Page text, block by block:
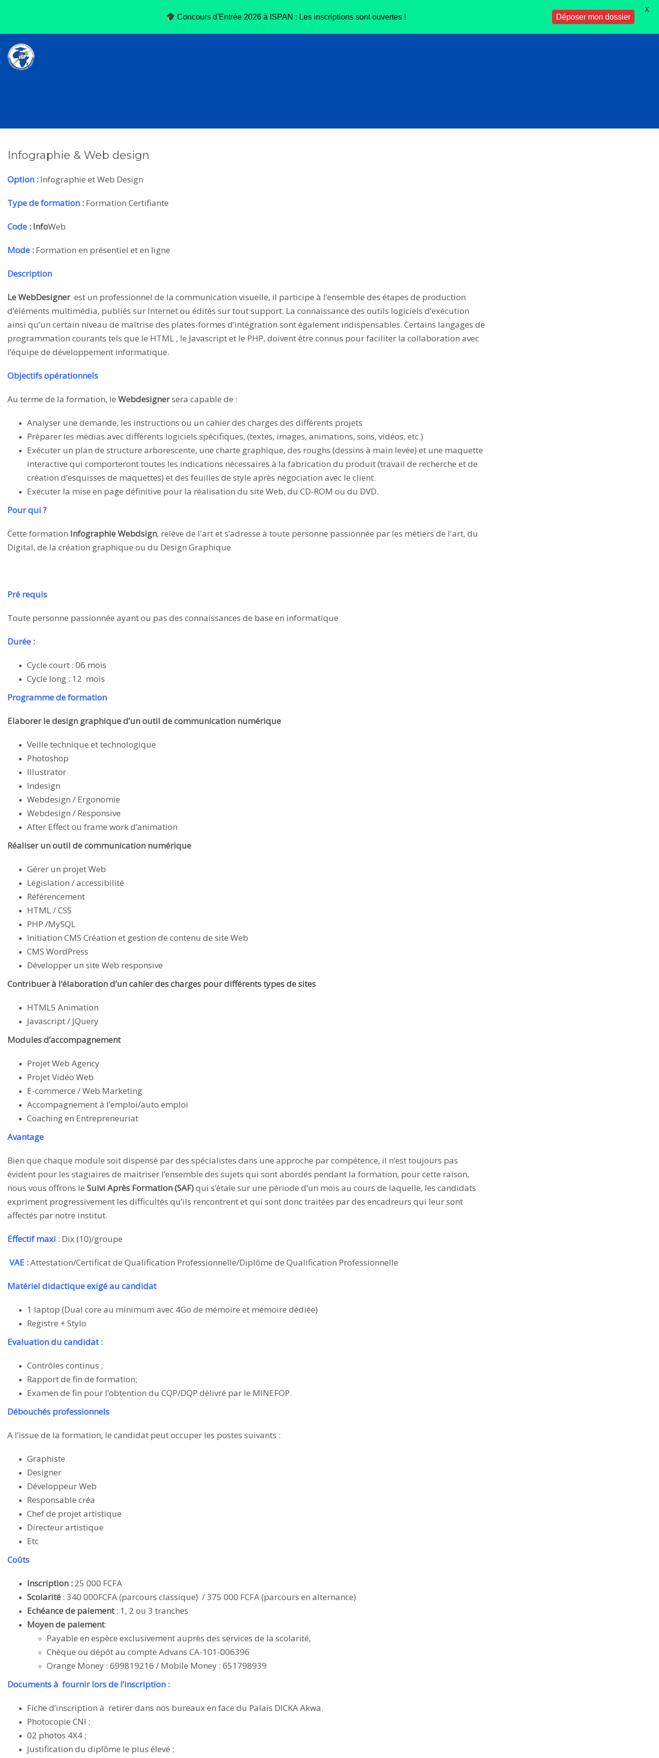
Infographie & Web design
Option : Infographie et Web Design
Type de formation : Formation Certifiante
Code : InfoWeb
Mode : Formation en présentiel et en ligne
Description
Le WebDesigner est un professionnel de la communication visuelle, il participe à l’ensemble des étapes de production
d’éléments multimédia, publiés sur Internet ou édités sur tout support. La connaissance des outils logiciels d’exécution
ainsi qu’un certain niveau de maîtrise des plates-formes d’intégration sont également indispensables. Certains langages de
programmation courants tels que le HTML , le Javascript et le PHP, doivent être connus pour faciliter la collaboration avec
l’équipe de développement informatique.
Objectifs opérationnels
Au terme de la formation, le Webdesignersera capable de :
Analyser une demande, les instructions ou un cahier des charges des différents projets
Préparer les médias avec différents logiciels spécifiques, (textes, images, animations, sons, vidéos, etc.)
Exécuter un plan de structure arborescente, une charte graphique, des roughs (dessins à main levée) et une maquette
interactive qui comporteront toutes les indications nécessaires à la fabrication du produit (travail de recherche et de
création d’esquisses de maquettes) et des feuilles de style après négociation avec le client.
Exécuter la mise en page définitive pour la réalisation du site Web, du CD-ROM ou du DVD.
Pour qui ?
Cette formation Infographie Webdsign, relève de l'art et s’adresse à toute personne passionnée par les métiers de l'art, du
Digital, de la création graphique ou du Design Graphique
Pré requis
Toute personne passionnée ayant ou pas des connaissances de base en informatique
Durée :
Cycle court : 06 mois
Cycle long : 12 mois
Programme de formation
Elaborer le design graphique d’un outil de communication numérique
Veille technique et technologique
Photoshop
Illustrator
Indesign
Webdesign / Ergonomie
Webdesign / Responsive
After Effect ou frame work d’animation
Réaliser un outil de communication numérique
Gérer un projet Web
Législation / accessibilité
Référencement
HTML / CSS
PHP /MySQL
Initiation CMS Création et gestion de contenu de site Web
CMS WordPress
Développer un site Web responsive
Contribuer à l’élaboration d’un cahier des charges pour différents types de sites
HTML5 Animation
Javascript / JQuery
Modules d’accompagnement
Projet Web Agency
Projet Vidéo Web
E-commerce / Web Marketing
Accompagnement à l’emploi/auto emploi
Coaching en Entrepreneuriat
Avantage
Bien que chaque module soit dispensé par des spécialistes dans une approche par compétence, il n’est toujours pas
évident pour les stagiaires de maitriser l’ensemble des sujets qui sont abordés pendant la formation, pour cette raison,
nous vous offrons le Suivi Après Formation (SAF)qui s’étale sur une période d’un mois au cours de laquelle, les candidats
expriment progressivement les difficultés qu’ils rencontrent et qui sont donc traitées par des encadreurs qui leur sont
affectés par notre institut.
Effectif maxi : Dix (10)/groupe
VAE :Attestation/Certificat de Qualification Professionnelle/Diplôme de Qualification Professionnelle
Matériel didactique exigé au candidat
1 laptop (Dual core au minimum avec 4Go de mémoire et mémoire dédiée)
Registre + Stylo
Evaluation du candidat :
Contrôles continus ;
Rapport de fin de formation;
Examen de fin pour l’obtention du CQP/DQP délivré par le MINEFOP.
Débouchés professionnels
A l’issue de la formation, le candidat peut occuper les postes suivants :
Graphiste
Designer
Développeur Web
Responsable créa
Chef de projet artistique
Directeur artistique
Etc
Coûts
Inscription : 25 000 FCFA
Scolarité : 340 000FCFA (parcours classique) / 375 000 FCFA (parcours en alternance)
Echéance de paiement: 1, 2 ou 3 tranches
Moyen de paiement:
Payable en espèce exclusivement auprès des services de la scolarité,
Chèque ou dépôt au compte Advans CA-101-006396
Orange Money : 699819216 / Mobile Money : 651798939
Documents à fournir lors de l’inscription :
Fiche d’inscription à retirer dans nos bureaux en face du Palais DICKA Akwa.
Photocopie CNI ;
02 photos 4X4 ;
Justification du diplôme le plus élevé ;
Concours d'Entrée 2026 à ISPAN : Les inscriptions sont ouvertes ! Déposer mon dossier
X